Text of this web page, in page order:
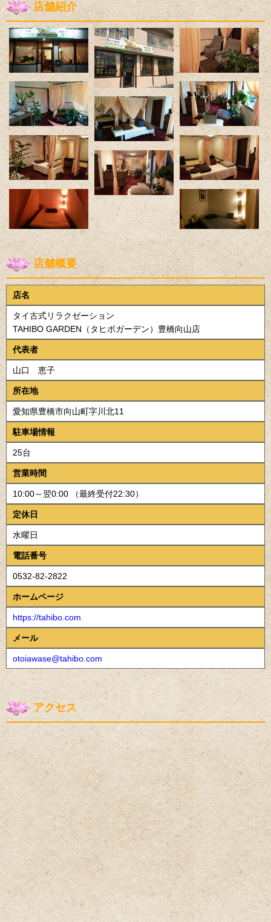
店舗紹介
店舗概要
店名
タイ古式リラクゼーション
TAHIBO GARDEN（タヒボガーデン）豊橋向山店
代表者
山口 恵子
所在地
愛知県豊橋市向山町字川北11
駐車場情報
25台
営業時間
10:00～翌0:00 （最終受付22:30）
定休日
水曜日
電話番号
0532-82-2822
ホームページ
https://tahibo.com
メール
otoiawase@tahibo.com
アクセス